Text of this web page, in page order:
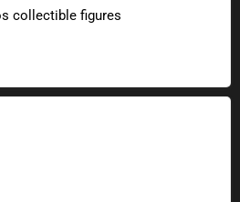
collectible figures